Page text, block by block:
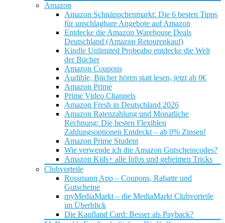
Amazon
Amazon Schnäppchenmarkt: Die 6 besten Tipps
für unschlagbare Angebote auf Amazon
Entdecke die Amazon Warehouse Deals
Deutschland (Amazon Retourenkauf)
Kindle Unlimited Probeabo entdecke die Welt
der Bücher
Amazon Coupons
Audible, Bücher hören statt lesen, jetzt ab 0€
Amazon Prime
Prime Video Channels
Amazon Fresh in Deutschland 2026
Amazon Ratenzahlung und Monatliche
Rechnung: Die besten Flexiblen
Zahlungsoptionen Entdeckt – ab 0% Zinsen!
Amazon Prime Student
Wie verwende ich die Amazon Gutscheincodes?
Amazon Kids+ alle Infos und geheimen Tricks
Clubvorteile
Rossmann App – Coupons, Rabatte und
Gutscheine
myMediaMarkt – die MediaMarkt Clubvorteile
im Überblick
Die Kaufland Card: Besser als Payback?